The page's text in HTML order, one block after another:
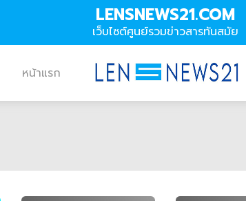
LENSNEWS21.COM
เว็บไซต์ศูนย์รวมข่าวสารทันสมัย
หน้าแรก